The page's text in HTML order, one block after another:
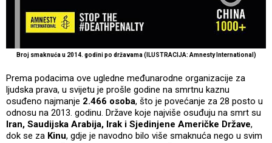
Broj smaknuća u 2014. godini po državama (ILUSTRACIJA: Amnesty International)
Prema podacima ove ugledne međunarodne organizacije za
ljudska prava, u svijetu je prošle godine na smrtnu kaznu
osuđeno najmanje 2.466 osoba, što je povećanje za 28 posto u
odnosu na 2013. godinu. Države koje najviše osuđuju na smrt su
Iran, Saudijska Arabija, Irak i Sjedinjene Američke Države,
dok se za Kinu, gdje je navodno bilo više smaknuća nego u svim